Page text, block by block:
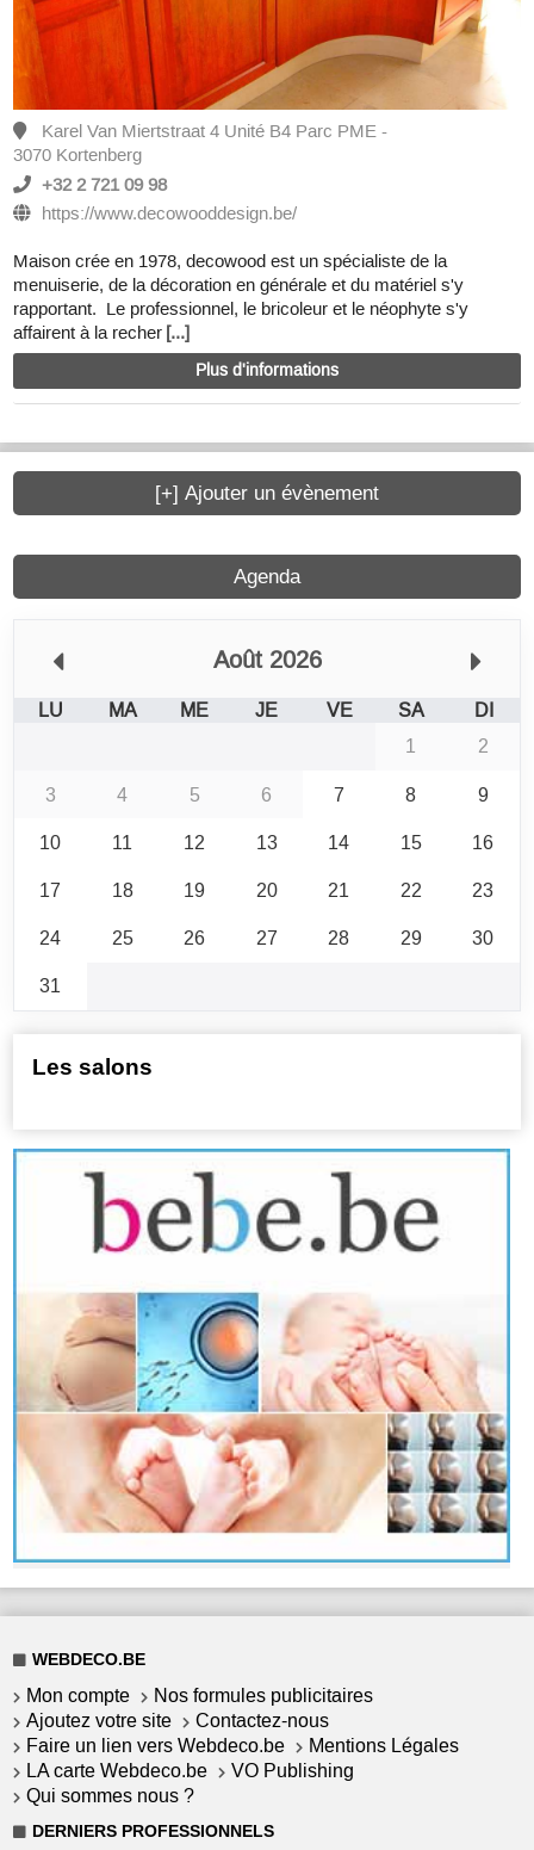
Karel Van Miertstraat 4 Unité B4 Parc PME -
3070 Kortenberg
+32 2 721 09 98
https://www.decowooddesign.be/
Maison crée en 1978, decowood est un spécialiste de la
menuiserie, de la décoration en générale et du matériel s'y
rapportant. Le professionnel, le bricoleur et le néophyte s'y
affairent à la recher [...]
Plus d'informations
Agenda
Août 2026
LU MA ME JE VE SA
DI
1
2
3
4 5 6 7 8
9
10
11 12 13 14 15
16
17
18 19 20 21 22
23
24
25 26 27 28 29
30
31
[+] Ajouter un évènement
Les salons
WEBDECO.BE
Mon compte
Nos formules publicitaires
Ajoutez votre site
Contactez-nous
Faire un lien vers Webdeco.be
Mentions Légales
LA carte Webdeco.be
VO Publishing
Qui sommes nous ?
DERNIERS PROFESSIONNELS